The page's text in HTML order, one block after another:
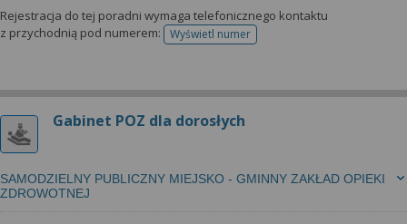
Rejestracja do tej poradni wymaga telefonicznego kontaktu
z przychodnią pod numerem:
Wyświetl numertelefonu do rejestracji
Gabinet POZ dla dorosłych
SAMODZIELNY PUBLICZNY MIEJSKO - GMINNY ZAKŁAD OPIEKI
ZDROWOTNEJ